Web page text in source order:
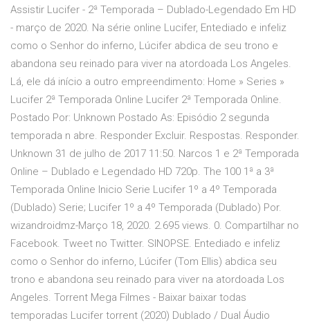
Assistir Lucifer - 2ª Temporada – Dublado-Legendado Em HD
- março de 2020. Na série online Lucifer, Entediado e infeliz
como o Senhor do inferno, Lúcifer abdica de seu trono e
abandona seu reinado para viver na atordoada Los Angeles.
Lá, ele dá início a outro empreendimento: Home » Series »
Lucifer 2ª Temporada Online Lucifer 2ª Temporada Online.
Postado Por: Unknown Postado As: Episódio 2 segunda
temporada n abre. Responder Excluir. Respostas. Responder.
Unknown 31 de julho de 2017 11:50. Narcos 1 e 2ª Temporada
Online – Dublado e Legendado HD 720p. The 100 1ª a 3ª
Temporada Online Inicio Serie Lucifer 1º a 4º Temporada
(Dublado) Serie; Lucifer 1º a 4º Temporada (Dublado) Por.
wizandroidmz-Março 18, 2020. 2.695 views. 0. Compartilhar no
Facebook. Tweet no Twitter. SINOPSE. Entediado e infeliz
como o Senhor do inferno, Lúcifer (Tom Ellis) abdica seu
trono e abandona seu reinado para viver na atordoada Los
Angeles. Torrent Mega Filmes - Baixar baixar todas
temporadas Lucifer torrent (2020) Dublado / Dual Áudio